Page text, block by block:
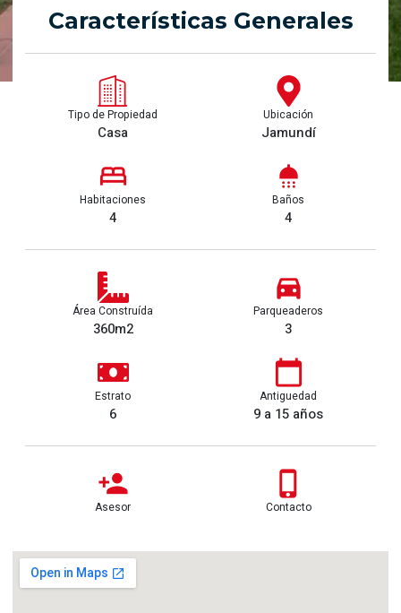
Características Generales
Tipo de Propiedad
Casa
Ubicación
Jamundí
Habitaciones
4
Baños
4
Área Construída
360m2
Parqueaderos
3
Estrato
6
Antiguedad
9 a 15 años
Asesor Contacto